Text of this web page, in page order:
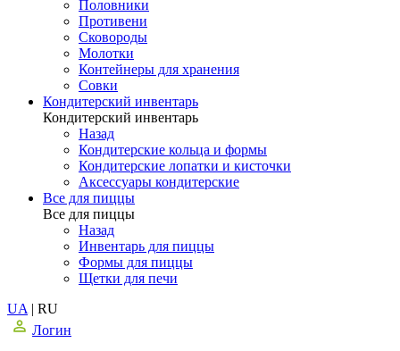
Половники
Противени
Сковороды
Молотки
Контейнеры для хранения
Совки
Кондитерский инвентарь
Кондитерский инвентарь
Назад
Кондитерские кольца и формы
Кондитерские лопатки и кисточки
Аксессуары кондитерские
Все для пиццы
Все для пиццы
Назад
Инвентарь для пиццы
Формы для пиццы
Щетки для печи
UA | RU
Логин